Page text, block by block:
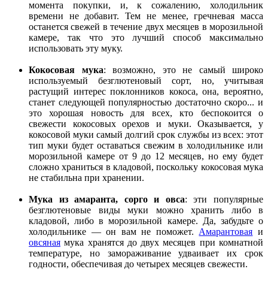
момента покупки, и, к сожалению, холодильник
времени не добавит. Тем не менее, гречневая масса
останется свежей в течение двух месяцев в морозильной
камере, так что это лучший способ максимально
использовать эту муку.
Кокосовая мука: возможно, это не самый широко
используемый безглютеновый сорт, но, учитывая
растущий интерес поклонников кокоса, она, вероятно,
станет следующей популярностью достаточно скоро... и
это хорошая новость для всех, кто беспокоится о
свежести кокосовых орехов и муки. Оказывается, у
кокосовой муки самый долгий срок службы из всех: этот
тип муки будет оставаться свежим в холодильнике или
морозильной камере от 9 до 12 месяцев, но ему будет
сложно храниться в кладовой, поскольку кокосовая мука
не стабильна при хранении.
Мука из амаранта, сорго и овса: эти популярные
безглютеновые виды муки можно хранить либо в
кладовой, либо в морозильной камере. Да, забудьте о
холодильнике — он вам не поможет. Амарантовая и
овсяная мука хранятся до двух месяцев при комнатной
температуре, но замораживание удваивает их срок
годности, обеспечивая до четырех месяцев свежести.